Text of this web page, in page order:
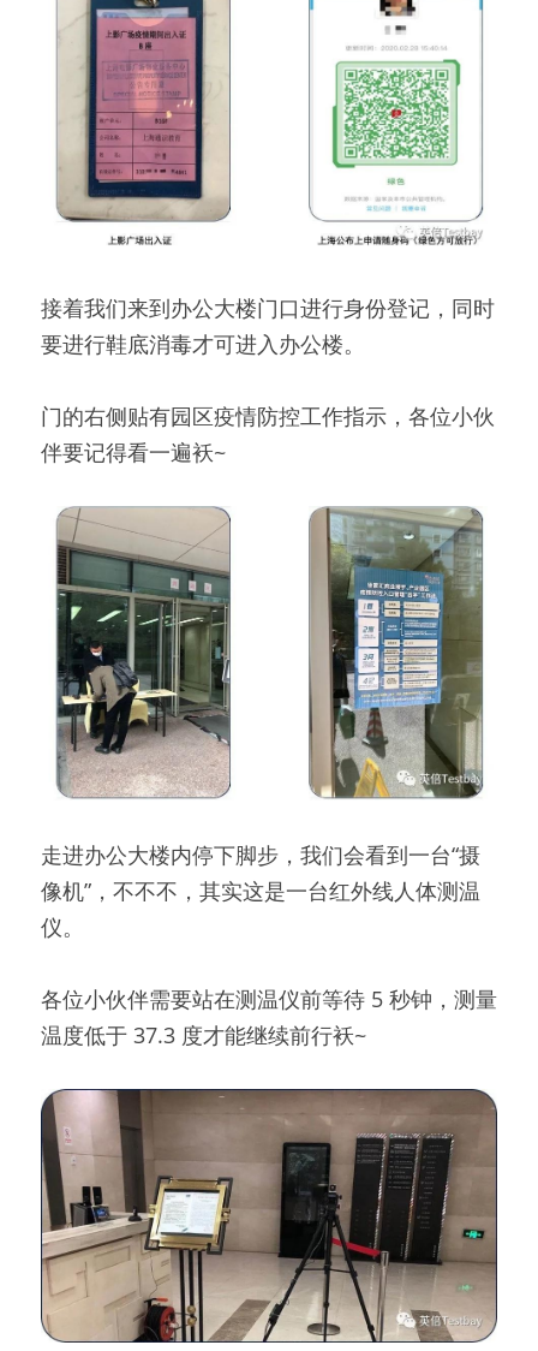
接着我们来到办公大楼门口进行身份登记，同时
要进行鞋底消毒才可进入办公楼。
门的右侧贴有园区疫情防控工作指示，各位小伙
伴要记得看一遍袄~
走进办公大楼内停下脚步，我们会看到一台“摄
像机”，不不不，其实这是一台红外线人体测温
仪。
各位小伙伴需要站在测温仪前等待 5 秒钟，测量
温度低于 37.3 度才能继续前行袄~